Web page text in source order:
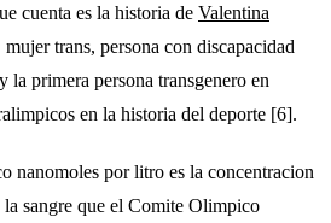
cuenta es la historia de Valentina
trans, persona con discapacidad
la primera persona transgenero en
en la historia del deporte [6].
nanomoles por litro es la concentracion
la sangre que el Comite Olimpico